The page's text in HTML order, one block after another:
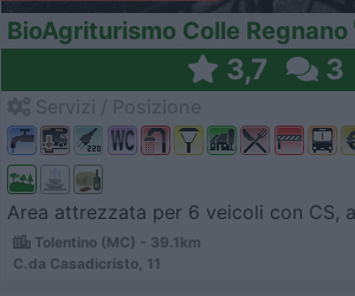
BioAgriturismo Colle Regnano
3,7 3
Area attrezzata per 6 veicoli con CS,
Tolentino (MC) - 39.1km
C.da Casadicristo, 11